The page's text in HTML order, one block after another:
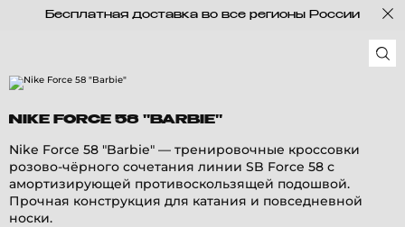
Бесплатная доставка во все регионы России
NIKE FORCE 58 "BARBIE"
Nike Force 58 "Barbie" — тренировочные кроссовки
розово-чёрного сочетания линии SB Force 58 с
амортизирующей противоскользящей подошвой.
Прочная конструкция для катания и повседневной
носки.